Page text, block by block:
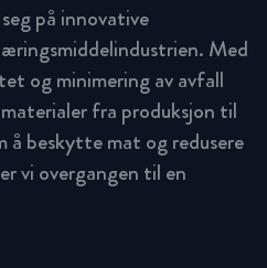
på innovative
Med
og minimering av avfall
fra produksjon til
å beskytte mat og redusere
vi overgangen til en